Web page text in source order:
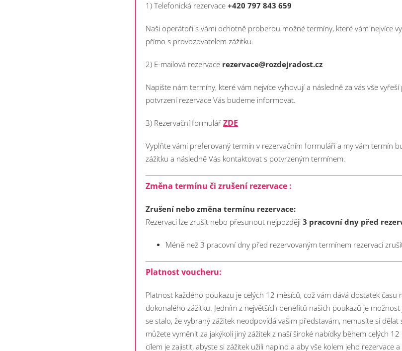
1) Telefonická rezervace +420 797 843 659
Naši operátoři s vámi ochotně proberou možné termíny, které vám nejvíce
přímo s provozovatelem zážitku.
2) E-mailová rezervace rezervace@rozdejradost.cz
Napište nám termíny, které vám nejvíce vyhovují a následně za vás vše
potvrzení rezervace Vás budeme informovat.
3) Rezervační formulář ZDE
Vyplňte vámi preferovaný termín v rezervačním formuláři a my vám termín
zážitku a následně Vás kontaktovat s potvrzeným termínem.
Změna termínu či zrušení rezervace :
Zrušení nebo změna termínu rezervace:
Rezervaci lze zrušit nebo přesunout nejpozději 3 pracovní dny před
Méně než 3 pracovní dny před rezervovaným termínem rezervaci
Platnost voucheru:
Platnost každého poukazu je celých 12 měsíců, což vám dává dostatek času
dokonalého zážitku. Jedním z největších benefitů našich poukazů je
se stalo, že vybraný zážitek neodpovídá vašim představám, nemusíte si
můžete vyměnit za jakýkoli jiný zážitek z naší široké nabídky během celých
cílem je zajistit, abyste si zážitek užili naplno a aby vše kolem jeho rezervace